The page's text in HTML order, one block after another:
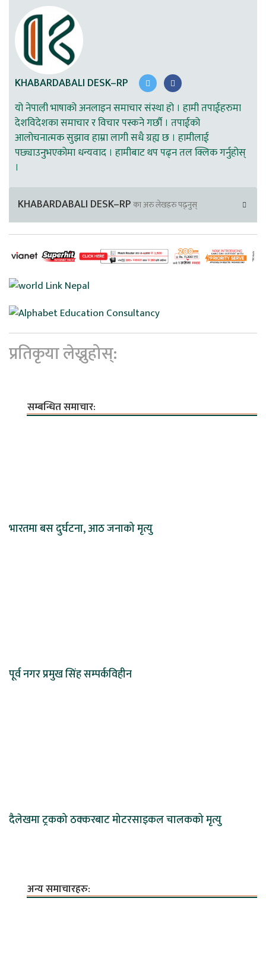
KHABARDABALI DESK–RP
यो नेपाली भाषाको अनलाइन समाचार संस्था हो । हामी तपाईहरुमा
देशविदेशका समाचार र विचार पस्कने गर्छौ । तपाईको
आलोचनात्मक सुझाव हाम्रा लागी सधै ग्रह्य छ । हामीलाई
पछ्याउनुभएकोमा धन्यवाद । हामीबाट थप पढ्न तल क्लिक गर्नुहोस्
।
KHABARDABALI DESK–RPका अरु लेखहरु पढ्नुस्
प्रतिकृया लेख्नुहोस्:
सम्बन्धित समाचार:
भारतमा बस दुर्घटना, आठ जनाको मृत्यु
पूर्व नगर प्रमुख सिंह सम्पर्कविहीन
दैलेखमा ट्रकको ठक्करबाट मोटरसाइकल चालकको मृत्यु
अन्य समाचारहरु: